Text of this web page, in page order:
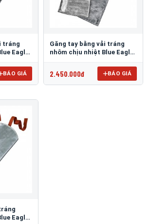
tráng
Eagle
BÁO GIÁ
Găng tay bằng vải tráng
nhôm chịu nhiệt Blue Eagle
2.450.000đ BÁO GIÁ
Eagle